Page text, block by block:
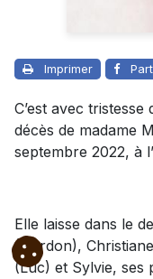
Imprimer
C’est avec
décès de madame
septembre 2022, à
Elle laisse dans le
(Gordon),
(Luc) et Sylvie,